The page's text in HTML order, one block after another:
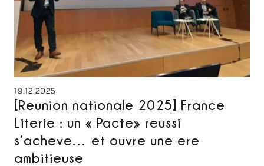
19.12.2025
[Reunion nationale 2025] France
Literie : un « Pacte» reussi
s’acheve… et ouvre une ere
ambitieuse